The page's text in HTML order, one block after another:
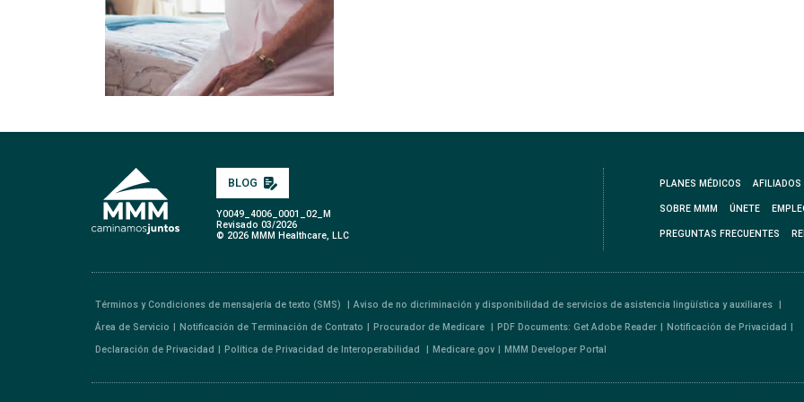
BLOG
Y0049_4006_0001_02_M
Revisado 03/2026
© 2026 MMM Healthcare, LLC
PLANES MÉDICOS AFILIADOS
SOBRE MMM ÚNETE
PREGUNTAS FRECUENTES
Términos y Condiciones de mensajería de texto (SMS)
Aviso de no dicriminación y disponibilidad de servicios de asistencia lingüística y auxiliares
Área de Servicio
Notificación de Terminación de Contrato Procurador de Medicare PDF Documents: Get Adobe Reader
Notificación de Privacidad
Declaración de Privacidad
Política de Privacidad de Interoperabilidad Medicare.gov MMM Developer Portal